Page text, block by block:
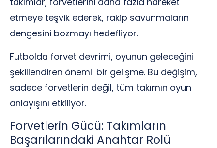
etmeye teşvik ederek, rakip savunmaların
dengesini bozmayı hedefliyor.
Futbolda forvet devrimi, oyunun geleceğini
şekillendiren önemli bir gelişme. Bu değişim,
sadece forvetlerin değil, tüm takımın oyun
anlayışını etkiliyor.
Forvetlerin Gücü: Takımların
Başarılarındaki Anahtar Rolü